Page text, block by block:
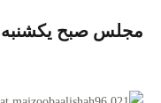
مجلس صبح یکشنبه ۲۴-۱۰-۹۶ خانمها